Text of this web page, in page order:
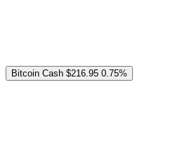
Bitcoin Cash $216.95 0.75%